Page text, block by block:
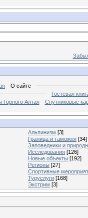
О сайте
Гостевая
Горного Алтая Спутниковые
Альпинизм [3]
Граница и таможня [34]
Заповедники и
Исследования [126]
Новые объекты [192]
Регионы [27]
Спортивные
Туруслуги [168]
Экстрим [3]